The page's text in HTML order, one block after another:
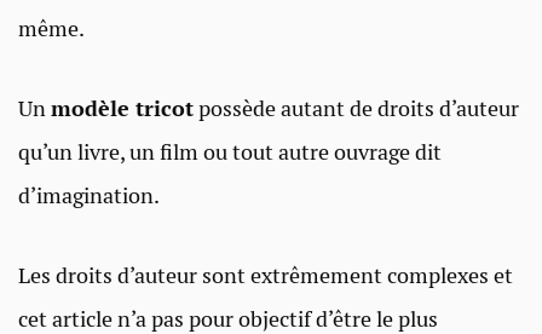
même.
Unmodèle tricotpossède autant de droits d’auteur
qu’un livre, un film ou tout autre ouvrage dit
d’imagination.
Les droits d’auteur sont extrêmement complexes et
cet article n’a pas pour objectif d’être le plus